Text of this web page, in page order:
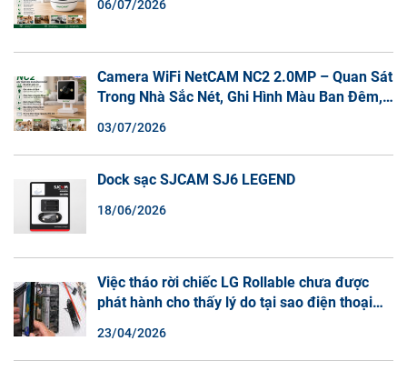
06/07/2026
Camera WiFi NetCAM NC2 2.0MP – Quan Sát
Trong Nhà Sắc Nét, Ghi Hình Màu Ban Đêm,
03/07/2026
Dock sạc SJCAM SJ6 LEGEND
18/06/2026
Việc tháo rời chiếc LG Rollable chưa được
phát hành cho thấy lý do tại sao điện thoại
23/04/2026